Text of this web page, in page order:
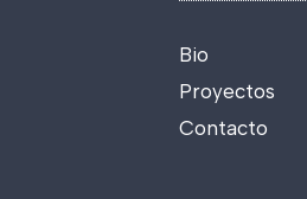
Bio
Proyectos
Contacto